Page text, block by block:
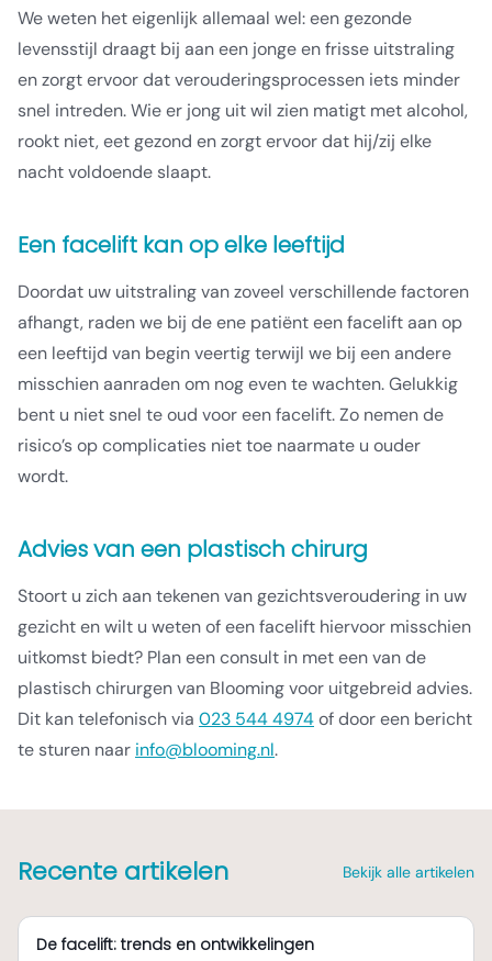
We weten het eigenlijk allemaal wel: een gezonde
levensstijl draagt bij aan een jonge en frisse uitstraling
en zorgt ervoor dat verouderingsprocessen iets minder
snel intreden. Wie er jong uit wil zien matigt met alcohol,
rookt niet, eet gezond en zorgt ervoor dat hij/zij elke
nacht voldoende slaapt.
Een facelift kan op elke leeftijd
Doordat uw uitstraling van zoveel verschillende factoren
afhangt, raden we bij de ene patiënt een facelift aan op
een leeftijd van begin veertig terwijl we bij een andere
misschien aanraden om nog even te wachten. Gelukkig
bent u niet snel te oud voor een facelift. Zo nemen de
risico’s op complicaties niet toe naarmate u ouder
wordt.
Advies van een plastisch chirurg
Stoort u zich aan tekenen van gezichtsveroudering in uw
gezicht en wilt u weten of een facelift hiervoor misschien
uitkomst biedt? Plan een consult in met een van de
plastisch chirurgen van Blooming voor uitgebreid advies.
Dit kan telefonisch via 023 544 4974of door een bericht
te sturen naar info@blooming.nl.
Recente artikelen Bekijk alle artikelen
De facelift: trends en ontwikkelingen